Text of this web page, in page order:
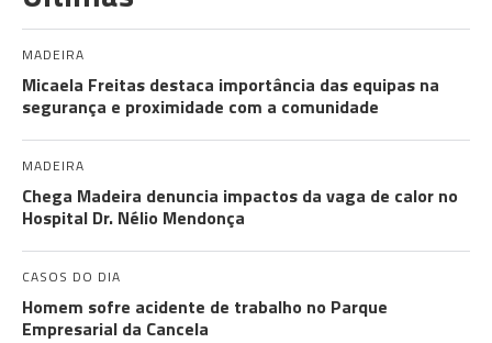
MADEIRA
Micaela Freitas destaca importância das equipas na
segurança e proximidade com a comunidade
MADEIRA
Chega Madeira denuncia impactos da vaga de calor no
Hospital Dr. Nélio Mendonça
CASOS DO DIA
Homem sofre acidente de trabalho no Parque
Empresarial da Cancela